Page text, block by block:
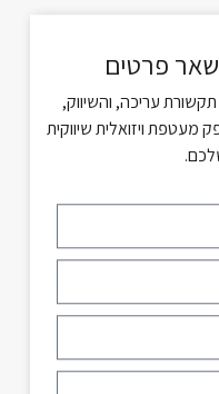
פרטים
עריכה, והשיווק,
ויזואלית שיווקית